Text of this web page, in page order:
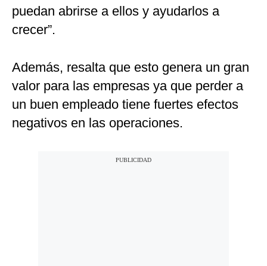
puedan abrirse a ellos y ayudarlos a
crecer”.
Además, resalta que esto genera un gran
valor para las empresas ya que perder a
un buen empleado tiene fuertes efectos
negativos en las operaciones.